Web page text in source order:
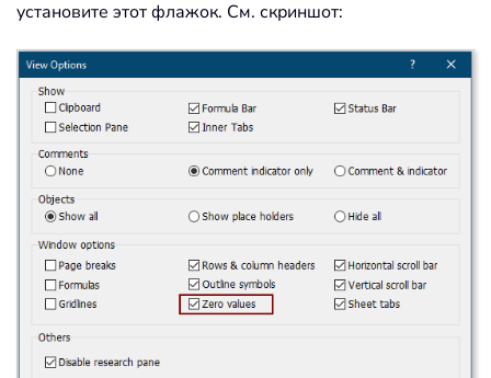
установите этот флажок. См. скриншот: